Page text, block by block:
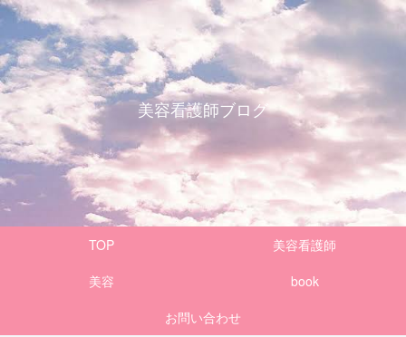
美容看護師ブログ
TOP
美容看護師
美容
book
お問い合わせ